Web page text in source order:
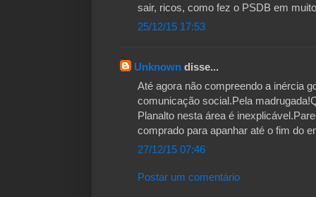
sair, ricos, como fez o PSDB em
25/12/15 17:53
Unknown disse...
Até agora não compreendo a inércia
comunicação social.Pela
Planalto nesta área é
comprado para apanhar até o fim do
27/12/15 07:46
Postar um comentário